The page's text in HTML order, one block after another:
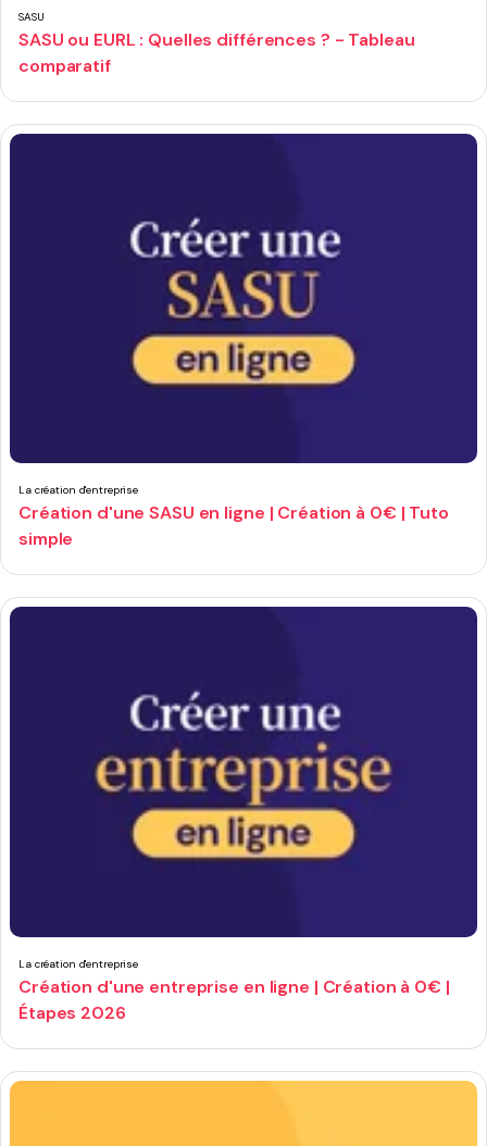
SASU
SASU ou EURL : Quelles différences ? - Tableau
comparatif
La création d'entreprise
Création d'une SASU en ligne | Création à 0€ | Tuto
simple
La création d'entreprise
Création d'une entreprise en ligne | Création à 0€ |
Étapes 2026